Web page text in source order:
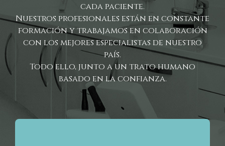
cada paciente.
Nuestros profesionales están en constante
formación y trabajamos en colaboración
con los mejores especialistas de nuestro
país.
Todo ello, junto a un trato humano
basado en la confianza.